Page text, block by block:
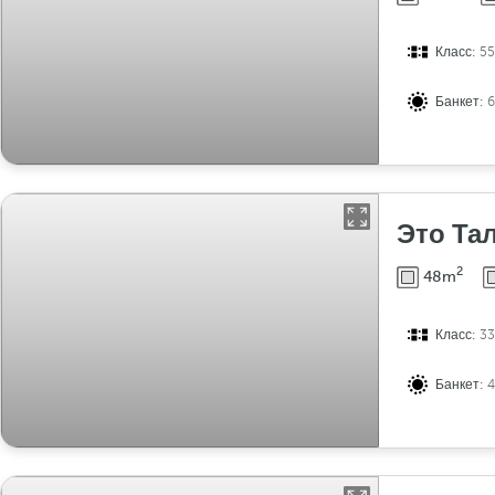
Класс:
Банкет:
Это
48m2
Класс:
Банкет: